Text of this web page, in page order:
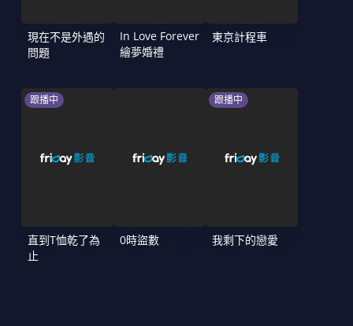
現在不是外遇的
問題
In Love Forever
繪夢婚禮
東京計程車
跟播中
直到T恤乾了為
止
0時盜數
跟播中
我剩下的戀愛